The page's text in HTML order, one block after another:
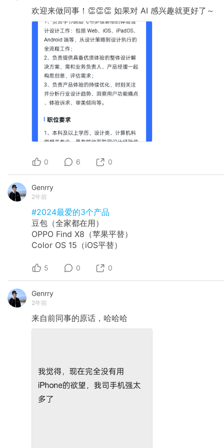
欢迎来做同事！👏👏👏 如果对 AI 感兴趣就更好了～
0 6 0
Genrry
2年前
#2024最爱的3个产品
豆包（全家都在用）
OPPO Find X8（苹果平替）
Color OS 15（iOS平替）
5 0 0
Genrry
2年前
来自前同事的原话，哈哈哈